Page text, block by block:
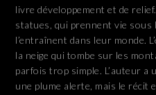
livre développement et de
statues, qui prennent vie sous
l’entraînent dans leur monde.
la neige qui tombe sur les
parfois trop simple. L’auteur a
une plume alerte, mais le récit